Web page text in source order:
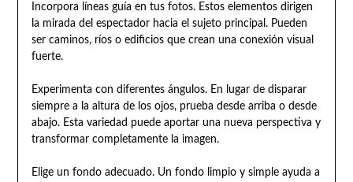
Incorpora líneas guía en tus fotos. Estos elementos dirigen
la mirada del espectador hacia el sujeto principal. Pueden
ser caminos, ríos o edificios que crean una conexión visual
fuerte.
Experimenta con diferentes ángulos. En lugar de disparar
siempre a la altura de los ojos, prueba desde arriba o desde
abajo. Esta variedad puede aportar una nueva perspectiva y
transformar completamente la imagen.
Elige un fondo adecuado. Un fondo limpio y simple ayuda a